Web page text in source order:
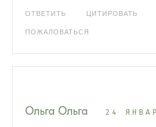
ОТВЕТИТЬ ЦИТИРОВАТЬ
ПОЖАЛОВАТЬСЯ
Ольга Ольга 24